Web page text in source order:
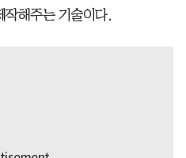
작해주는 기술이다.